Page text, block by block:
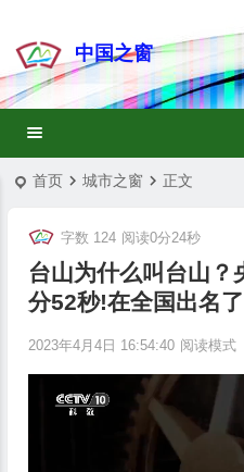
中国之窗
首页 城市之窗 正文
台山为什么叫台山？
分52秒!在全国出名
2023年4月4日 16:54:40
字数 124 阅读0分24秒
阅读模式